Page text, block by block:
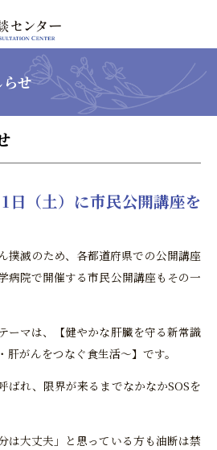
せ
1日（土）に市民公開講座を
撲滅のため、各都道府県での公開講座
病院で開催する市民公開講座もその一
ーマは、【健やかな肝臓を守る新常識
がんをつなぐ食生活～】です。
ばれ、限界が来るまでなかなかSOSを
は大丈夫」と思っている方も油断は禁